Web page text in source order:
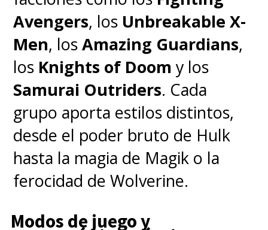
Avengers, los Unbreakable X-
Men, losAmazing Guardians,
los Knights of Doom y los
Samurai Outriders. Cada
grupo aporta estilos distintos,
desde el poder bruto de Hulk
hasta la magia de Magik o la
ferocidad de Wolverine.
Modos de juego y